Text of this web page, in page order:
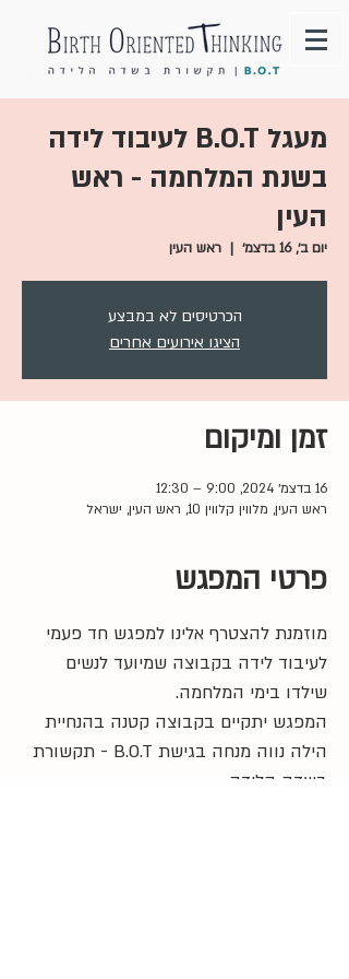
מעגל B.O.T לעיבוד לידה
בשנת המלחמה - ראש
העין
יום ב׳, 16 בדצמ׳
  |
ראש העין
הכרטיסים לא במבצע
הציגו אירועים אחרים
זמן ומיקום
16 בדצמ׳ 2024, 9:00 – 12:30
ראש העין, מלווין קלווין 10, ראש העין, ישראל
פרטי המפגש
מוזמנת להצטרף אלינו למפגש חד פעמי
לעיבוד לידה בקבוצה שמיועד לנשים
שילדו בימי המלחמה.
המפגש יתקיים בקבוצה קטנה בהנחיית
הילה נווה מנחה בגישת B.O.T - תקשורת
בשדה הלידה.